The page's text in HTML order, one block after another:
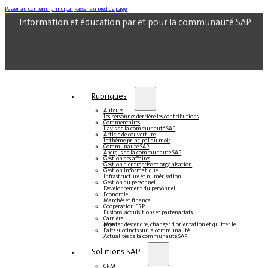
Passer au contenu principal Passer au pied de page
Information et éducation par et pour la communauté SAP
Rubriques
Auteurs
Les personnes derrière les contributions
Commentaires
L'avis de la communauté SAP
Article de couverture
Le thème principal du mois
Communauté SAP
Aperçus de la communauté SAP
Gestion des affaires
Gestion d'entreprise et organisation
Gestion informatique
Infrastructure et numérisation
Gestion du personnel
Développement du personnel
Économie
Marchés et finance
Coopération ERP
Fusions, acquisitions et partenariats
Carrière
Monter, descendre, changer d'orientation et quitter le pays
Faits succincts sur la communauté
Actualités de la communauté SAP
Solutions SAP
CRM